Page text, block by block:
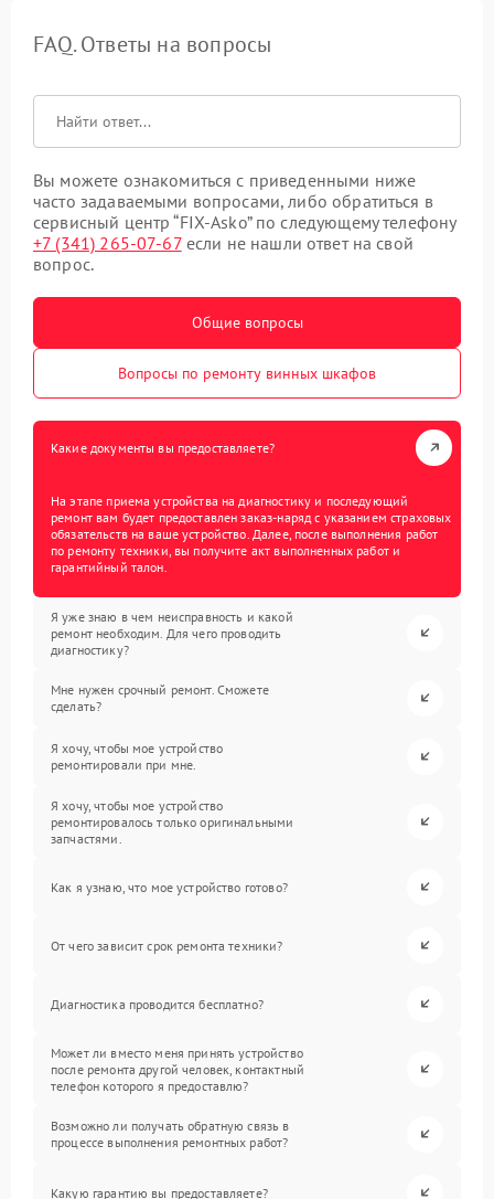
FAQ. Ответы на вопросы
Вы можете ознакомиться с приведенными ниже
часто задаваемыми вопросами, либо обратиться в
сервисный центр “FIX-Asko” по следующему телефону
+7 (341) 265-07-67если не нашли ответ на свой
вопрос.
Общие вопросы
Вопросы по ремонту винных шкафов
Какие документы вы предоставляете?
На этапе приема устройства на диагностику и последующий
ремонт вам будет предоставлен заказ-наряд с указанием страховых
обязательств на ваше устройство. Далее, после выполнения работ
по ремонту техники, вы получите акт выполненных работ и
гарантийный талон.
Я уже знаю в чем неисправность и какой
ремонт необходим. Для чего проводить
диагностику?
Мне нужен срочный ремонт. Сможете
сделать?
Я хочу, чтобы мое устройство
ремонтировали при мне.
Я хочу, чтобы мое устройство
ремонтировалось только оригинальными
запчастями.
Как я узнаю, что мое устройство готово?
От чего зависит срок ремонта техники?
Диагностика проводится бесплатно?
Может ли вместо меня принять устройство
после ремонта другой человек, контактный
телефон которого я предоставлю?
Возможно ли получать обратную связь в
процессе выполнения ремонтных работ?
Какую гарантию вы предоставляете?